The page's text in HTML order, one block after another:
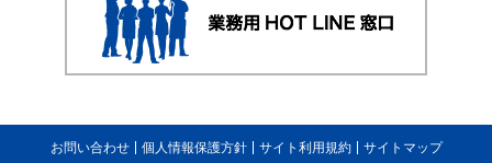
お問い合わせ 個人情報保護方針 サイト利用規約 サイトマップ